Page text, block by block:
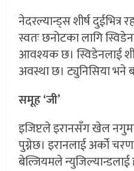
नेदरल्यान्ड्स शीर्ष दुईभित्र
स्वतः छनोटका लागि
आवश्यक छ। स्विडेनलाई
अवस्था छ। ट्युनिसिया भने
समूह ‘जी’
इजिप्टले इरानसँग खेल
पुग्नेछ। इरानलाई अर्को
बेल्जियमले न्युजिल्यान्डलाई